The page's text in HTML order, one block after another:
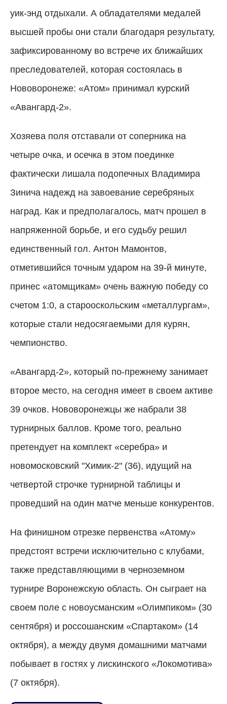
уик-энд отдыхали. А обладателями медалей
высшей пробы они стали благодаря результату,
зафиксированному во встрече их ближайших
преследователей, которая состоялась в
Нововоронеже: «Атом» принимал курский
«Авангард-2».
Хозяева поля отставали от соперника на
четыре очка, и осечка в этом поединке
фактически лишала подопечных Владимира
Зинича надежд на завоевание серебряных
наград. Как и предполагалось, матч прошел в
напряженной борьбе, и его судьбу решил
единственный гол. Антон Мамонтов,
отметившийся точным ударом на 39-й минуте,
принес «атомщикам» очень важную победу со
счетом 1:0, а старооскольским «металлургам»,
которые стали недосягаемыми для курян,
чемпионство.
«Авангард-2», который по-прежнему занимает
второе место, на сегодня имеет в своем активе
39 очков. Нововоронежцы же набрали 38
турнирных баллов. Кроме того, реально
претендует на комплект «серебра» и
новомосковский "Химик-2" (36), идущий на
четвертой строчке турнирной таблицы и
проведший на один матче меньше конкурентов.
На финишном отрезке первенства «Атому»
предстоят встречи исключительно с клубами,
также представляющими в черноземном
турнире Воронежскую область. Он сыграет на
своем поле с новоусманским «Олимпиком» (30
сентября) и россошанским «Спартаком» (14
октября), а между двумя домашними матчами
побывает в гостях у лискинского «Локомотива»
(7 октября).